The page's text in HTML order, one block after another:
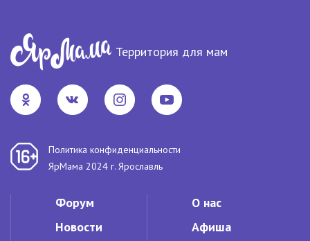
Территория для мам
Политика конфиденциальности
ЯрМама 2024 г. Ярославль
Форум
Новости
О нас
Афиша